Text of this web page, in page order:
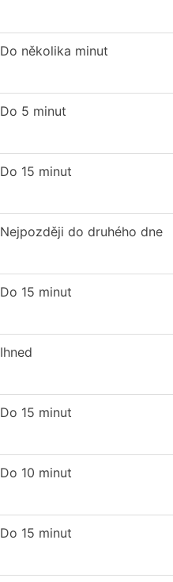
Do několika minut
Do 5 minut
Do 15 minut
Nejpozději do druhého dne
Do 15 minut
Ihned
Do 15 minut
Do 10 minut
Do 15 minut